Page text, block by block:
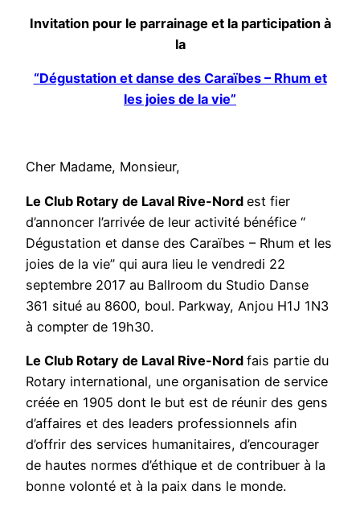
Invitation pour le parrainage et la participation à
la
“Dégustation et danse des Caraïbes – Rhum et
les joies de la vie”
Cher Madame, Monsieur,
Le Club Rotary de Laval Rive-Nord est fier
d’annoncer l’arrivée de leur activité bénéfice “
Dégustation et danse des Caraïbes – Rhum et les
joies de la vie” qui aura lieu le vendredi 22
septembre 2017 au Ballroom du Studio Danse
361 situé au 8600, boul. Parkway, Anjou H1J 1N3
à compter de 19h30.
Le Club Rotary de Laval Rive-Nord fais partie du
Rotary international, une organisation de service
créée en 1905 dont le but est de réunir des gens
d’affaires et des leaders professionnels afin
d’offrir des services humanitaires, d’encourager
de hautes normes d’éthique et de contribuer à la
bonne volonté et à la paix dans le monde.